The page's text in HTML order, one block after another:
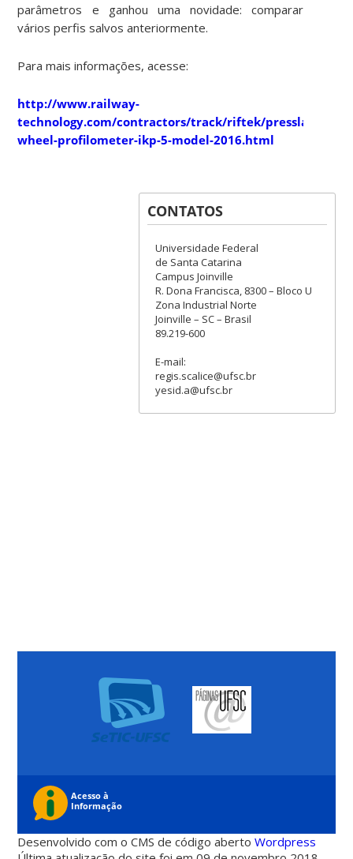
parâmetros e ganhou uma novidade: comparar
vários perfis salvos anteriormente.
Para mais informações, acesse:
http://www.railway-
technology.com/contractors/track/riftek/presslaser-
wheel-profilometer-ikp-5-model-2016.html
CONTATOS
Universidade Federal
de Santa Catarina
Campus Joinville
R. Dona Francisca, 8300 – Bloco U
Zona Industrial Norte
Joinville – SC – Brasil
89.219-600
E-mail:
regis.scalice@ufsc.br
yesid.a@ufsc.br
Desenvolvido com o CMS de código abertoWordpress